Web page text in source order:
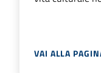
VAI ALLA